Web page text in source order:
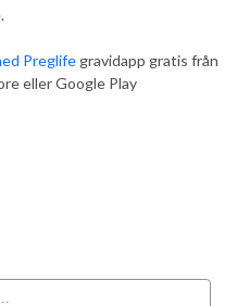
Preglife gravidapp gratis från
eller Google Play